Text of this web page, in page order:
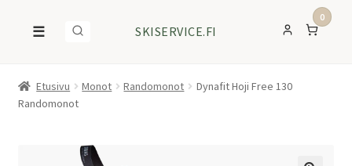
☰ SKISERVICE.FI
0
Etusivu Monot Randomonot
Dynafit Hoji Free 130
Randomonot